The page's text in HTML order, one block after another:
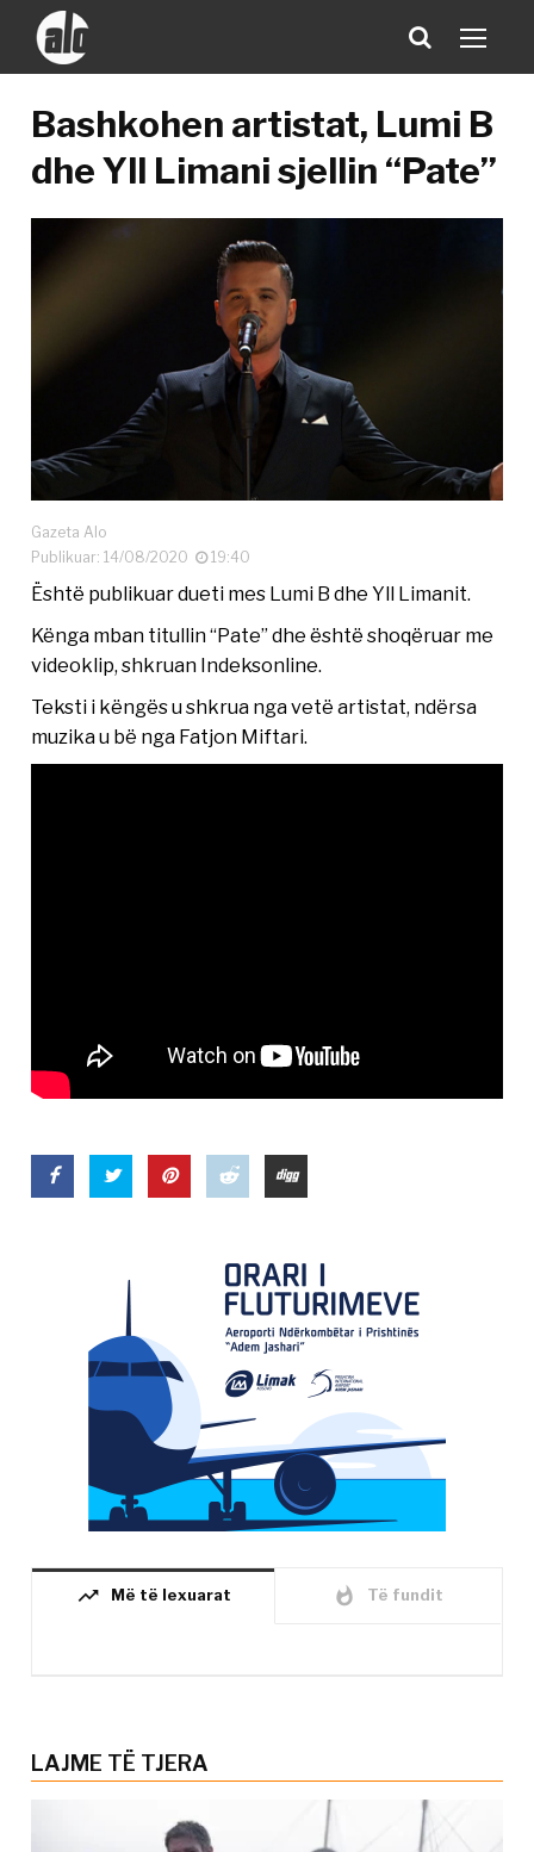
Bashkohen artistat, Lumi B
dhe Yll Limani sjellin “Pate”
Gazeta Alo
Publikuar: 14/08/2020
19:40
Është publikuar dueti mes Lumi B dhe Yll Limanit.
Kënga mban titullin “Pate” dhe është shoqëruar me
videoklip, shkruan Indeksonline.
Teksti i këngës u shkrua nga vetë artistat, ndërsa
muzika u bë nga Fatjon Miftari.
trending_up Më të lexuarat whatshot Të fundit
LAJME TË TJERA